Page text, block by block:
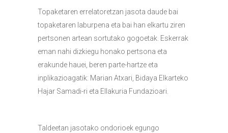
Topaketaren errelatoretzan jasota daude bai
topaketaren laburpena eta bai han elkartu ziren
pertsonen artean sortutako gogoetak. Eskerrak
eman nahi dizkiegu honako pertsona eta
erakunde hauei, beren parte-hartze eta
inplikazioagatik: Marian Atxari, Bidaya Elkarteko
Hajar Samadi-ri eta Ellakuria Fundazioari.
Taldeetan jasotako ondorioek egungo